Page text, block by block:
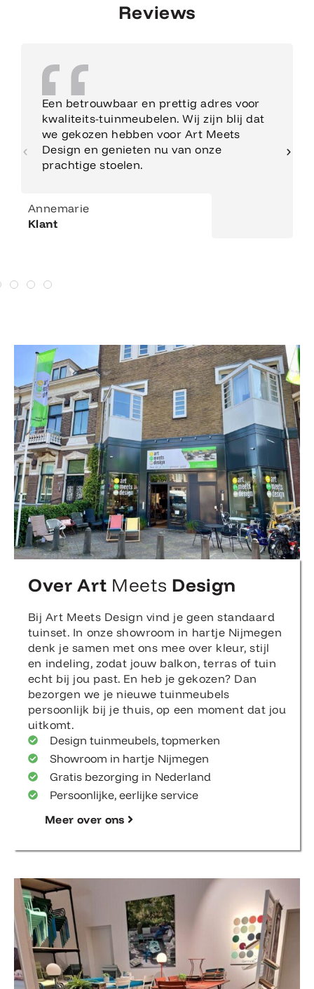
Reviews
Een betrouwbaar en prettig adres voor
kwaliteits-tuinmeubelen. Wij zijn blij dat
we gekozen hebben voor Art Meets
Design en genieten nu van onze
prachtige stoelen.
Annemarie
Klant
Over Art Meets Design
Bij Art Meets Design vind je geen standaard
tuinset. In onze showroom in hartje Nijmegen
denk je samen met ons mee over kleur, stijl
en indeling, zodat jouw balkon, terras of tuin
echt bij jou past. En heb je gekozen? Dan
bezorgen we je nieuwe tuinmeubels
persoonlijk bij je thuis, op een moment dat jou
uitkomt.
Design tuinmeubels, topmerken
Showroom in hartje Nijmegen
Gratis bezorging in Nederland
Persoonlijke, eerlijke service
Meer over ons